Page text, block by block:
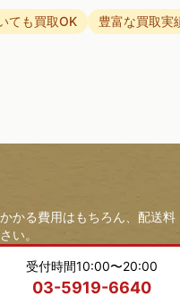
ても買取OK 豊富な買取実
かる費用はもちろん、配送
い。
受付時間10:00〜20:00
03-5919-6640